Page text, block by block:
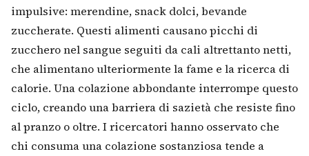
impulsive: merendine, snack dolci, bevande
zuccherate. Questi alimenti causano picchi di
zucchero nel sangue seguiti da cali altrettanto netti,
che alimentano ulteriormente la fame e la ricerca di
calorie. Una colazione abbondante interrompe questo
ciclo, creando una barriera di sazietà che resiste fino
al pranzo o oltre. I ricercatori hanno osservato che
chi consuma una colazione sostanziosa tende a